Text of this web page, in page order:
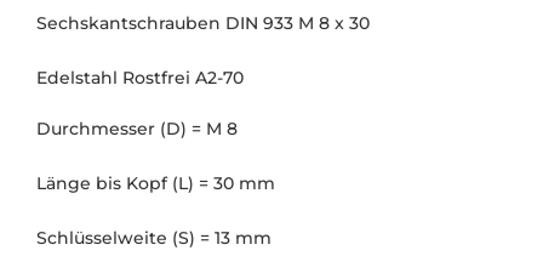
Sechskantschrauben DIN 933 M 8 x 30
Edelstahl Rostfrei A2-70
Durchmesser (D) = M 8
Länge bis Kopf (L) = 30 mm
Schlüsselweite (S) = 13 mm